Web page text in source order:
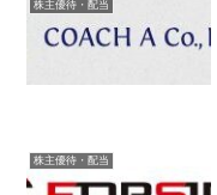
株主優待・配当
株主優待・配当